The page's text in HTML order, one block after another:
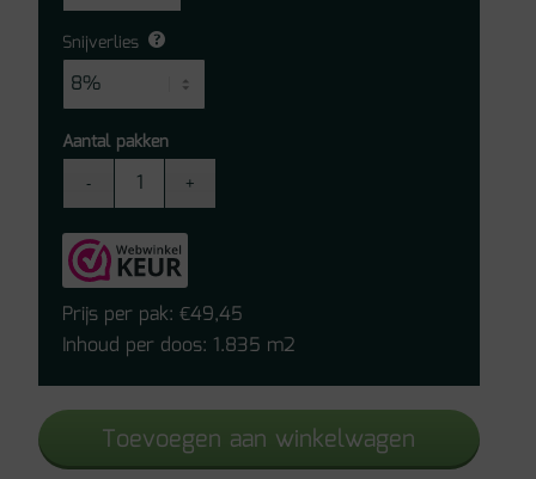
Snijverlies
Aantal pakken
Step
laminaat
Impressive
Gebrande
IM1862
Prijs per pak:€49,45
Inhoud per doos: 1.835 m2
Toevoegen aan winkelwagen